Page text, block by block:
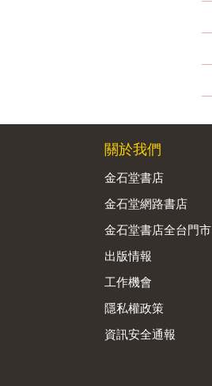
關於我們
金石堂書店
金石堂網路書店
金石堂書店全台門市
出版情報
工作機會
隱私權政策
資訊安全通報